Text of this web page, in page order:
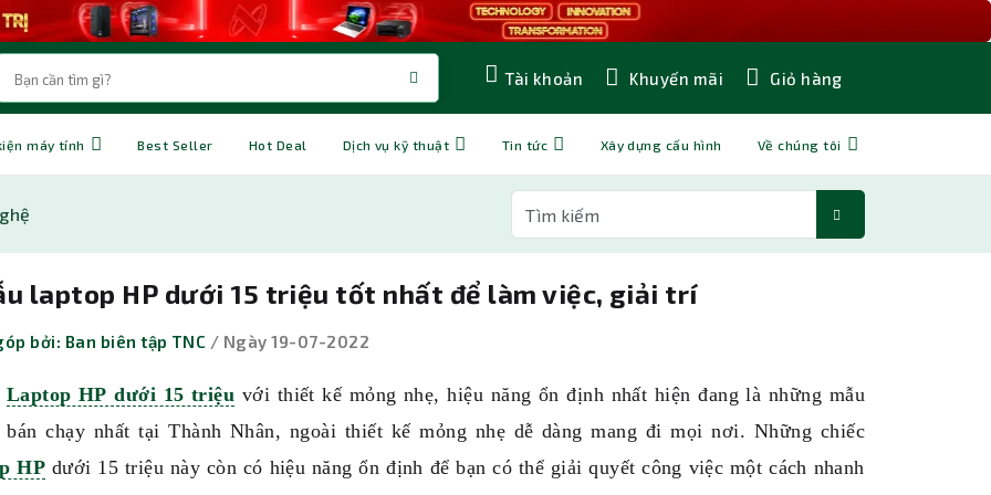
Tài khoản Khuyến mãi Giỏ hàng
máy tính Best Seller Hot Deal Dịch vụ kỹ thuật Tin tức Xây dựng cấu hình Về chúng tôi
laptop HP dưới 15 triệu tốt nhất để làm việc, giải trí
bởi: Ban biên tập TNC / Ngày 19-07-2022
Laptop HP dưới 15 triệu với thiết kế mỏng nhẹ, hiệu năng ổn định nhất hiện đang là những mẫu
bán chạy nhất tại Thành Nhân, ngoài thiết kế mỏng nhẹ dễ dàng mang đi mọi nơi. Những chiếc
HP dưới 15 triệu này còn có hiệu năng ổn định để bạn có thể giải quyết công việc một cách nhanh